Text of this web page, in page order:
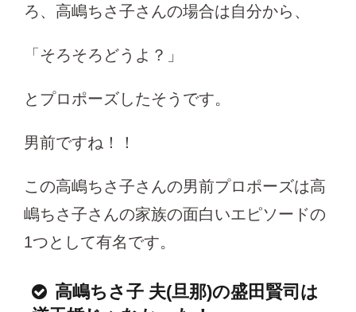
ろ、高嶋ちさ子さんの場合は自分から、
「そろそろどうよ？」
とプロポーズしたそうです。
男前ですね！！
この高嶋ちさ子さんの男前プロポーズは高
嶋ちさ子さんの家族の面白いエピソードの
1つとして有名です。
高嶋ちさ子 夫(旦那)の盛田賢司は